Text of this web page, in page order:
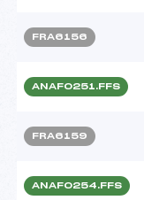
FRA6156
ANAF0251.FFS
FRA6159
ANAF0254.FFS